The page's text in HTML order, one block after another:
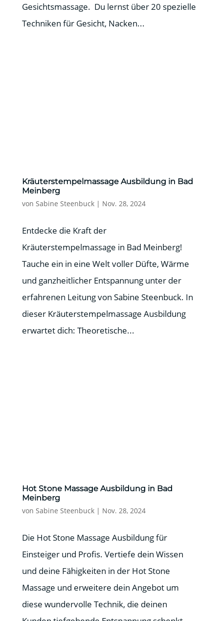
Gesichtsmassage. Du lernst über 20 spezielle
Techniken für Gesicht, Nacken...
Kräuterstempelmassage Ausbildung in Bad
Meinberg
von Sabine Steenbuck| Nov. 28, 2024
Entdecke die Kraft der
Kräuterstempelmassage in Bad Meinberg!
Tauche ein in eine Welt voller Düfte, Wärme
und ganzheitlicher Entspannung unter der
erfahrenen Leitung von Sabine Steenbuck. In
dieser Kräuterstempelmassage Ausbildung
erwartet dich: Theoretische...
Hot Stone Massage Ausbildung in Bad
Meinberg
von Sabine Steenbuck| Nov. 28, 2024
Die Hot Stone Massage Ausbildung für
Einsteiger und Profis. Vertiefe dein Wissen
und deine Fähigkeiten in der Hot Stone
Massage und erweitere dein Angebot um
diese wundervolle Technik, die deinen